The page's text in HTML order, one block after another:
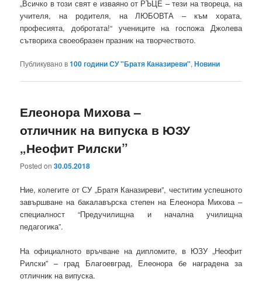
„Всичко в този свят е изваяно от РЪЦЕ – тези на твореца, на
учителя, на родителя, на ЛЮБОВТА – към хората,
професията, добротата!“ учениците на госпожа Джолева
сътвориха своеобразен празник на творчеството.
Публикувано в100 години СУ "Братя Каназиреви",Новини
Елеонора Михова –
отличник на випуска в ЮЗУ
„Неофит Рилски”
Posted on30.05.2018
Ние, колегите от СУ „Братя Каназиреви”, честитим успешното
завършване на бакалавърска степен на Елеонора Михова –
специалност “Предучилищна и начална училищна
педагогика”.
На официалното връчване на дипломите, в ЮЗУ „Неофит
Рилски” – град Благоевград, Елеонора бе наградена за
отличник на випуска.